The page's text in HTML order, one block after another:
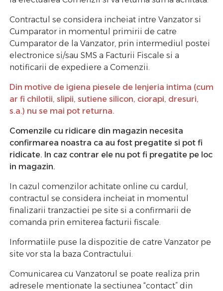
Contractul se considera incheiat intre Vanzator si
Cumparator in momentul primirii de catre
Cumparator de la Vanzator, prin intermediul postei
electronice si/sau SMS a Facturii Fiscale si a
notificarii de expediere a Comenzii.
Din motive de igiena piesele de lenjeria intima (cum
ar fi chilotii, slipii, sutiene silicon, ciorapi, dresuri,
s.a.) nu se mai pot returna.
Comenzile cu ridicare din magazin necesita
confirmarea noastra ca au fost pregatite si pot fi
ridicate. In caz contrar ele nu pot fi pregatite pe loc
in magazin.
In cazul comenzilor achitate online cu cardul,
contractul se considera incheiat in momentul
finalizarii tranzactiei pe site si a confirmarii de
comanda prin emiterea facturii fiscale.
Informatiile puse la dispozitie de catre Vanzator pe
site vor sta la baza Contractului.
Comunicarea cu Vanzatorul se poate realiza prin
adresele mentionate la sectiunea “contact” din